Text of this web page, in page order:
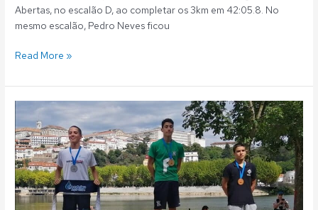
Abertas, no escalão D, ao completar os 3km em 42:05.8. No
mesmo escalão, Pedro Neves ficou
Read More »
Águas
Abertas:
Rodrigo
Borges
vence
no
Mondego